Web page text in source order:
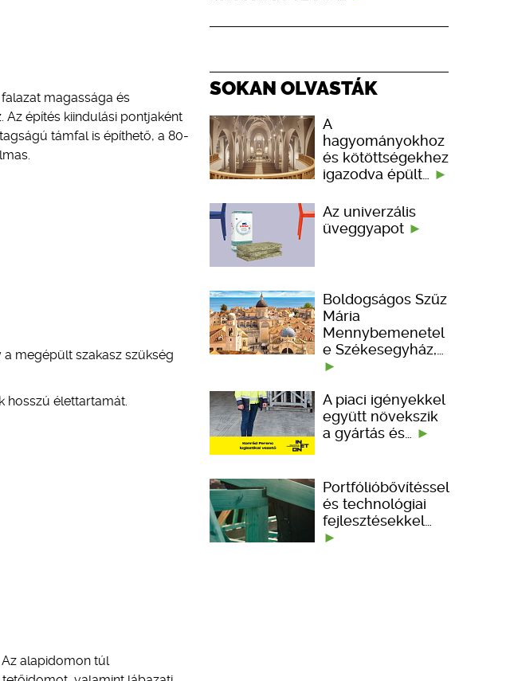
magassága és
Az építés kiindulási pontjaként
támfal is építhető, a 80-
megépült szakasz szükség
hosszú élettartamát.
alapidomon túl
SOKAN OLVASTÁK
A
hagyományokhoz
és kötöttségekhez
igazodva épült…
Az univerzális
üveggyapot
Boldogságos Szűz
Mária
Mennybemenetel
e Székesegyház,…
A piaci igényekkel
együtt növekszik
a gyártás és…
Portfólióbővítéssel
és technológiai
fejlesztésekkel…